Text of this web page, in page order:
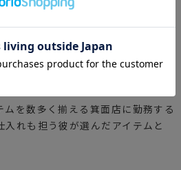
を数多く揃える箕面店に勤務する
れも担う彼が選んだアイテムと